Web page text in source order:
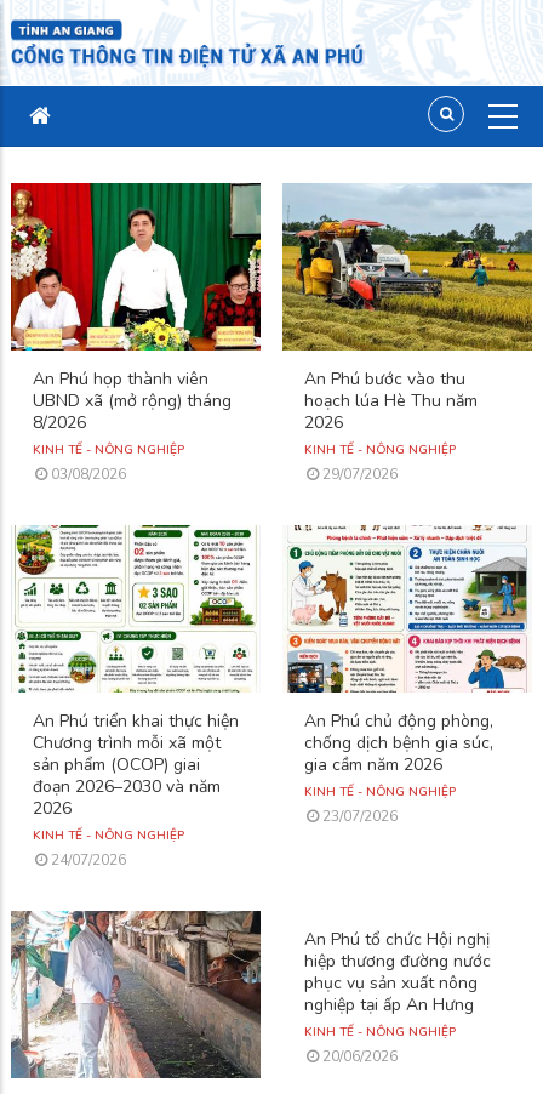
An Phú họp thành viên
UBND xã (mở rộng) tháng
8/2026
KINH TẾ - NÔNG NGHIỆP
03/08/2026
An Phú bước vào thu
hoạch lúa Hè Thu năm
2026
KINH TẾ - NÔNG NGHIỆP
29/07/2026
An Phú triển khai thực hiện
Chương trình mỗi xã một
sản phẩm (OCOP) giai
đoạn 2026–2030 và năm
2026
KINH TẾ - NÔNG NGHIỆP
24/07/2026
An Phú chủ động phòng,
chống dịch bệnh gia súc,
gia cầm năm 2026
KINH TẾ - NÔNG NGHIỆP
23/07/2026
An Phú tổ chức Hội nghị
hiệp thương đường nước
phục vụ sản xuất nông
nghiệp tại ấp An Hưng
KINH TẾ - NÔNG NGHIỆP
20/06/2026